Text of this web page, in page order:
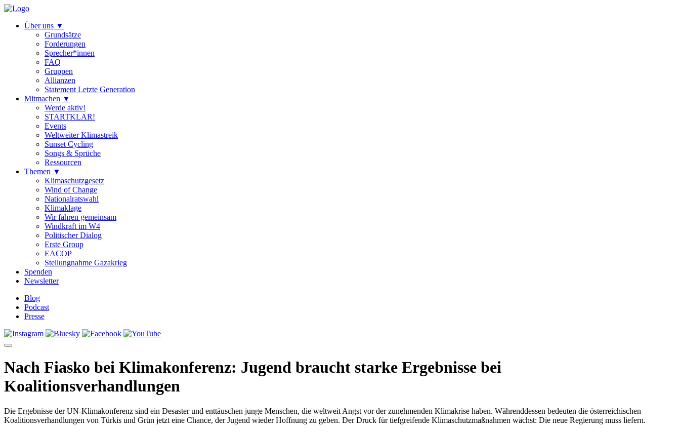
Über uns ▼
Grundsätze
Forderungen
Sprecher*innen
FAQ
Gruppen
Allianzen
Statement Letzte Generation
Mitmachen ▼
Werde aktiv!
STARTKLAR!
Events
Weltweiter Klimastreik
Sunset Cycling
Songs & Sprüche
Ressourcen
Themen ▼
Klimaschutzgesetz
Wind of Change
Nationalratswahl
Klimaklage
Wir fahren gemeinsam
Windkraft im W4
Politischer Dialog
Erste Group
EACOP
Stellungnahme Gazakrieg
Spenden
Newsletter
Blog
Podcast
Presse
Nach Fiasko bei Klimakonferenz: Jugend braucht starke Ergebnisse bei
Koalitionsverhandlungen
Die Ergebnisse der UN-Klimakonferenz sind ein Desaster und enttäuschen junge Menschen, die weltweit Angst vor der zunehmenden Klimakrise haben. Währenddessen bedeuten die österreichischen
Koalitionsverhandlungen von Türkis und Grün jetzt eine Chance, der Jugend wieder Hoffnung zu geben. Der Druck für tiefgreifende Klimaschutzmaßnahmen wächst: Die neue Regierung muss liefern.